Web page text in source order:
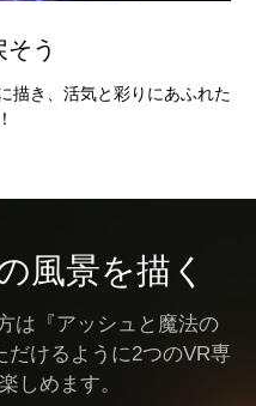
う
描き、活気と彩りにあふれた
風景を描く
は『アッシュと魔法の
けるように2つのVR専
しめます。